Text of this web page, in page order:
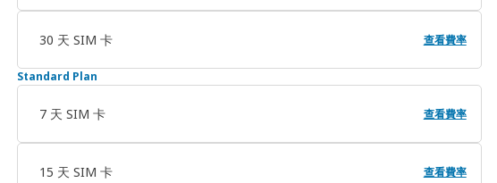
30 天 SIM 卡 查看費率
Standard Plan
7 天 SIM 卡 查看費率
15 天 SIM 卡 查看費率